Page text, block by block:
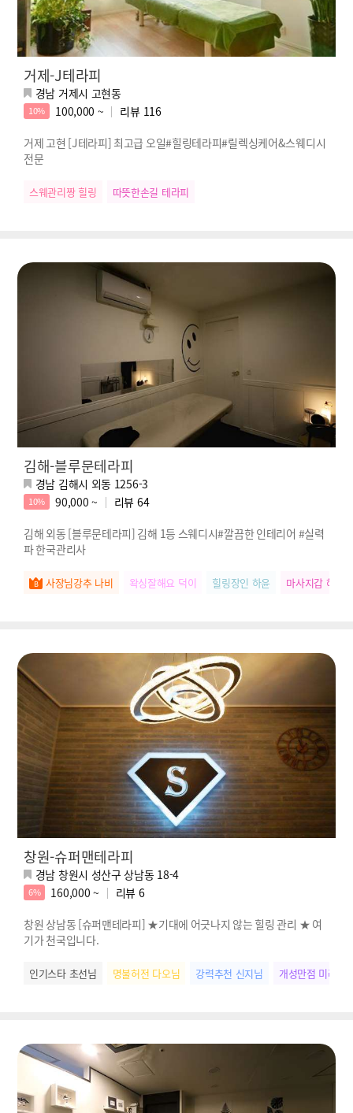
거제-J테라피
경남 거제시 고현동
10% 100,000 ~ 리뷰 116
거제 고현 [J테라피] 최고급 오일#힐링테라피#릴렉싱케어&스웨디시
전문
스웨관리짱 힐링 따뜻한손길 테라피
김해-블루문테라피
경남 김해시 외동 1256-3
10% 90,000 ~ 리뷰 64
김해 외동 [블루문테라피] 김해 1등 스웨디시#깔끔한 인테리어 #실력
파 한국관리사
사장님강추 나비 왁싱잘해요 덕이 힐링장인 하윤 마사지갑 혜진
창원-슈퍼맨테라피
경남 창원시 성산구 상남동 18-4
6% 160,000 ~ 리뷰 6
창원 상남동 [슈퍼맨테라피] ★기대에 어긋나지 않는 힐링 관리 ★ 여
기가 천국입니다.
인기스타 초선님 명불허전 다오님 강력추천 신지님 개성만점 미라님